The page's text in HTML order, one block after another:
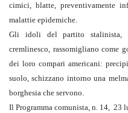
cimici, blatte, preventivamente
malattie epidemiche.
Gli idoli del partito stalinista,
cremlinesco, rassomigliano come
dei loro compari americani:
suolo, schizzano intorno una
borghesia che servono.
Il Programma comunista, n. 14, 23